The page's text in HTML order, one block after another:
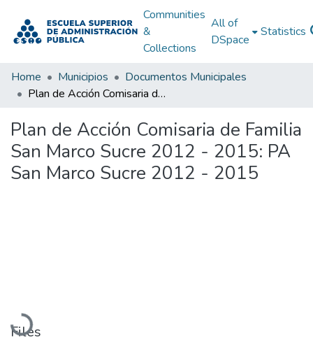
Communities
&
Collections
All of
DSpace
Statistics
Home Municipios
Documentos Municipales
Plan de Acción Comisaria de Familia San Marco Sucre 2012 - 2015: PA San Marco Sucre 2012 - 2015
Plan de Acción Comisaria de Familia
San Marco Sucre 2012 - 2015: PA
San Marco Sucre 2012 - 2015
Loading...
Files